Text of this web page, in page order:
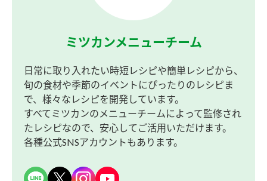
ミツカンメニューチーム
日常に取り入れたい時短レシピや簡単レシピから、
旬の食材や季節のイベントにぴったりのレシピま
で、様々なレシピを開発しています。
すべてミツカンのメニューチームによって監修され
たレシピなので、安心してご活用いただけます。
各種公式SNSアカウントもあります。